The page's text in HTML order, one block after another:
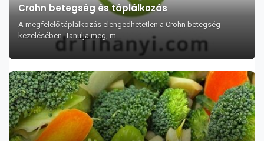
Crohn betegség és táplálkozás
A megfelelő táplálkozás elengedhetetlen a Crohn betegség
kezelésében. Tanulja meg, m...